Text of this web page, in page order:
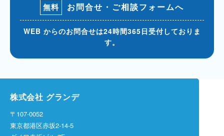
無料 お問合せ・ご相談フォームへ
WEB からのお問合せは24時間365日受付しておりま
す。
株式会社 グランデ
〒107-0052
東京都港区赤坂2-14-5